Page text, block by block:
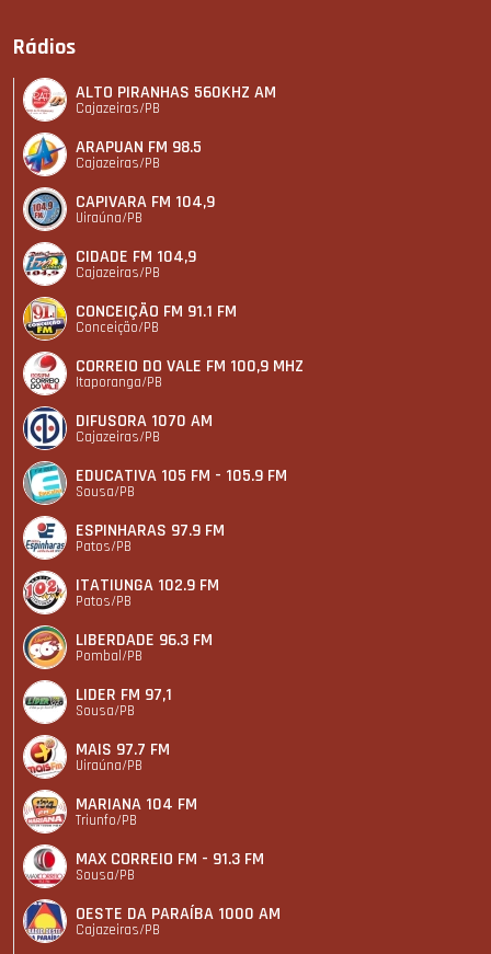
Rádios
ALTO PIRANHAS 560KHZ AM
Cajazeiras/PB
ARAPUAN FM 98.5
Cajazeiras/PB
CAPIVARA FM 104,9
Uiraúna/PB
CIDADE FM 104,9
Cajazeiras/PB
CONCEIÇÃO FM 91.1 FM
Conceição/PB
CORREIO DO VALE FM 100,9 MHZ
Itaporanga/PB
DIFUSORA 1070 AM
Cajazeiras/PB
EDUCATIVA 105 FM - 105.9 FM
Sousa/PB
ESPINHARAS 97.9 FM
Patos/PB
ITATIUNGA 102.9 FM
Patos/PB
LIBERDADE 96.3 FM
Pombal/PB
LIDER FM 97,1
Sousa/PB
MAIS 97.7 FM
Uiraúna/PB
MARIANA 104 FM
Triunfo/PB
MAX CORREIO FM - 91.3 FM
Sousa/PB
OESTE DA PARAÍBA 1000 AM
Cajazeiras/PB